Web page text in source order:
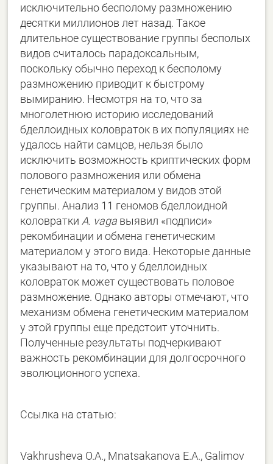
исключительно бесполому размножению
десятки миллионов лет назад. Такое
длительное существование группы бесполых
видов считалось парадоксальным,
поскольку обычно переход к бесполому
размножению приводит к быстрому
вымиранию. Несмотря на то, что за
многолетнюю историю исследований
бделлоидных коловраток в их популяциях не
удалось найти самцов, нельзя было
исключить возможность криптических форм
полового размножения или обмена
генетическим материалом у видов этой
группы. Анализ 11 геномов бделлоидной
коловратки A. vaga выявил «подписи»
рекомбинации и обмена генетическим
материалом у этого вида. Некоторые данные
указывают на то, что у бделлоидных
коловраток может существовать половое
размножение. Однако авторы отмечают, что
механизм обмена генетическим материалом
у этой группы еще предстоит уточнить.
Полученные результаты подчеркивают
важность рекомбинации для долгосрочного
эволюционного успеха.
Ссылка на статью:
Vakhrusheva O.A., Mnatsakanova E.A., Galimov